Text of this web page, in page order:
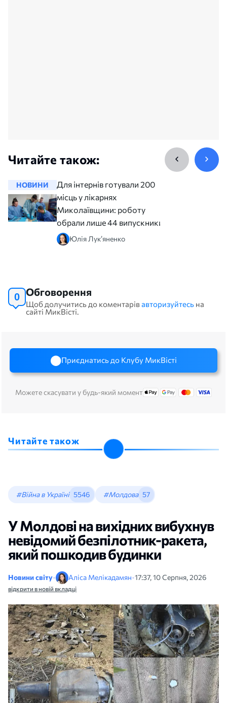
Читайте також:
НОВИНИ
Для інтернів готували 200
місць у лікарнях
Миколаївщини: роботу
обрали лише 44 випускники
Юлія Лук’яненко
0 Обговорення
Щоб долучитись до коментарівавторизуйтесь на
сайті МикВісті.
Приєднатись до Клубу МикВісті
Можете скасувати у будь-який момент
Читайте також
#Війна в Україні 5546 #Молдова 57
У Молдові на вихідних вибухнув
невідомий безпілотник-ракета,
який пошкодив будинки
Новини світу• Аліса Мелікадамян•17:37, 10 Серпня, 2026
відкрити в новій вкладці